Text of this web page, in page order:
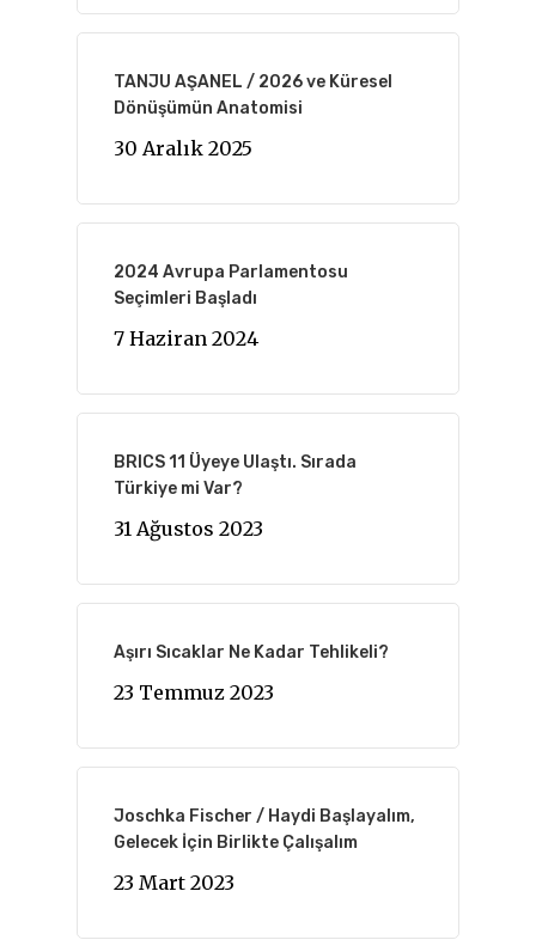
TANJU AŞANEL / 2026 ve Küresel
Dönüşümün Anatomisi
30 Aralık 2025
2024 Avrupa Parlamentosu
Seçimleri Başladı
7 Haziran 2024
BRICS 11 Üyeye Ulaştı. Sırada
Türkiye mi Var?
31 Ağustos 2023
Aşırı Sıcaklar Ne Kadar Tehlikeli?
23 Temmuz 2023
Joschka Fischer / Haydi Başlayalım,
Gelecek İçin Birlikte Çalışalım
23 Mart 2023